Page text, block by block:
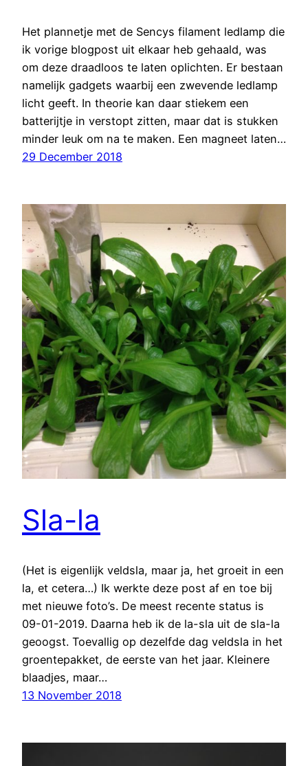
Het plannetje met de Sencys filament ledlamp die
ik vorige blogpost uit elkaar heb gehaald, was
om deze draadloos te laten oplichten. Er bestaan
namelijk gadgets waarbij een zwevende ledlamp
licht geeft. In theorie kan daar stiekem een
batterijtje in verstopt zitten, maar dat is stukken
minder leuk om na te maken. Een magneet laten…
29 December 2018
Sla-la
(Het is eigenlijk veldsla, maar ja, het groeit in een
la, et cetera…) Ik werkte deze post af en toe bij
met nieuwe foto’s. De meest recente status is
09-01-2019. Daarna heb ik de la-sla uit de sla-la
geoogst. Toevallig op dezelfde dag veldsla in het
groentepakket, de eerste van het jaar. Kleinere
blaadjes, maar…
13 November 2018